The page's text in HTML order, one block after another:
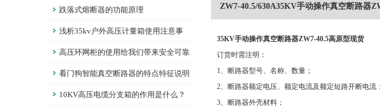
跌落式熔断器的功能原理
浅析35kv户外高压计量箱使用注意事
项 高压环网柜的使用给我们带来安全可靠
看门狗智能真空断路器的特点特征说明
10KV高压电缆分支箱的作用是什么？
ZW7-40.5/630A35KV手动操作真空断路器
35KV手动操作真空断路器ZW7-40.5高原型现货
订货时需注明：
1、断路器型号、名称、数量；
2、断路器额定电压、额定电流及额定短路开断电流；
3、断路器外壳材料；